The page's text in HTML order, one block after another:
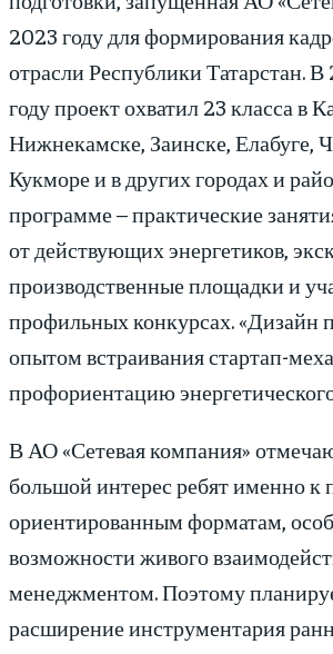
2023 году для формирования
отрасли Республики Татарстан.
году проект охватил 23 класса в
Нижнекамске, Заинске, Елабуге,
Кукморе и в других городах и
программе – практические
от действующих энергетиков,
производственные площадки и
профильных конкурсах. «Дизайн
опытом встраивания стартап-
профориентацию
В АО «Сетевая компания»
большой интерес ребят именно к
ориентированным форматам,
возможности живого
менеджментом. Поэтому
расширение инструментария